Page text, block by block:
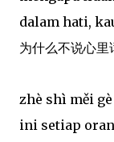
dalam hati,
为什么不说心里
zhè shì měi
ini setiap